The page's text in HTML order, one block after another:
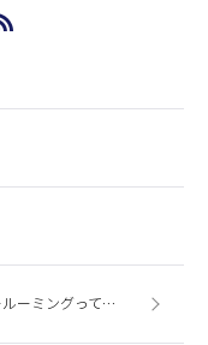
『みんな知らずにやってる！？ショールーミングって何？』